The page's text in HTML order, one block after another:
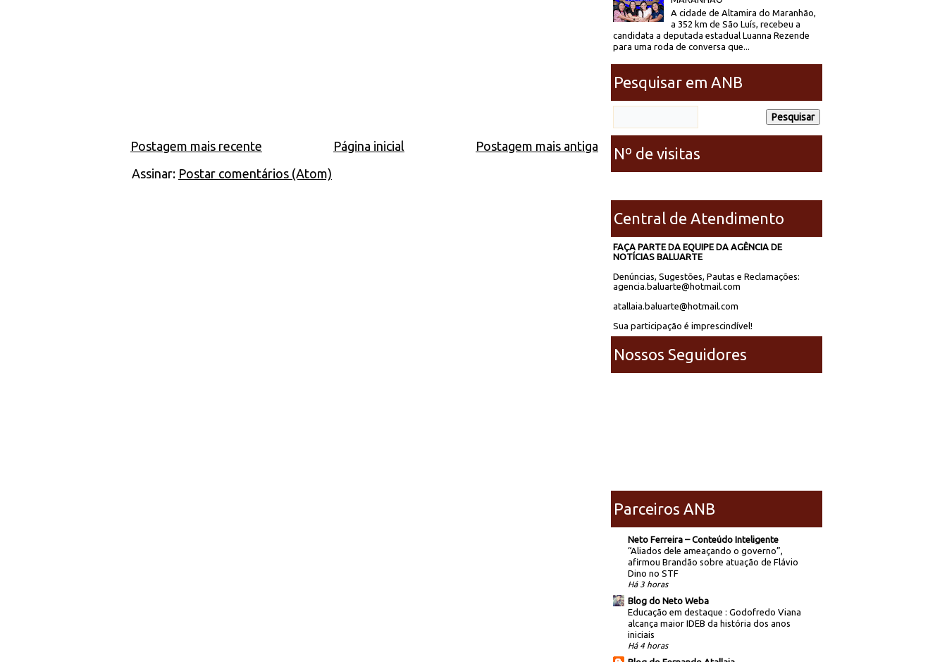
Postagem mais recente Postagem mais antiga
Página inicial
Assinar: Postar comentários (Atom)
A cidade de Altamira do Maranhão,
a 352 km de São Luís, recebeu a
candidata a deputada estadual Luanna Rezende
para uma roda de conversa que...
Pesquisar em ANB
Nº de visitas
Central de Atendimento
FAÇA PARTE DA EQUIPE DA AGÊNCIA DE
NOTÍCIAS BALUARTE
Denúncias, Sugestões, Pautas e Reclamações:
agencia.baluarte@hotmail.com
atallaia.baluarte@hotmail.com
Sua participação é imprescindível!
Nossos Seguidores
Parceiros ANB
Neto Ferreira – Conteúdo Inteligente
“Aliados dele ameaçando o governo”,
afirmou Brandão sobre atuação de Flávio
Dino no STF
Há 3 horas
Blog do Neto Weba
Educação em destaque : Godofredo Viana
alcança maior IDEB da história dos anos
iniciais
Há 4 horas